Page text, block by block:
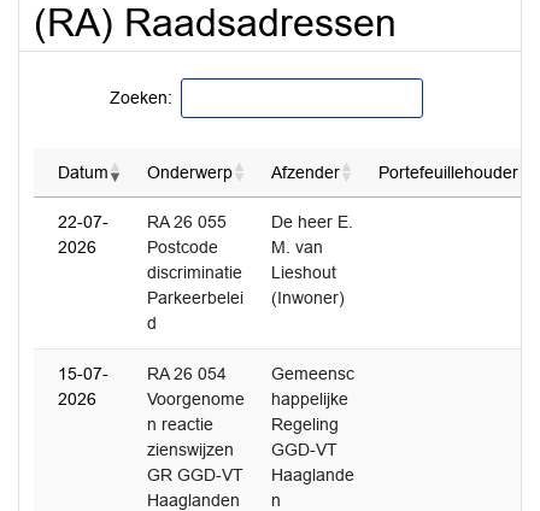
(RA) Raadsadressen
Zoeken:
Datum Onderwerp Afzender Portefeuillehouder
22-07-
2026
RA 26 055
Postcode
discriminatie
Parkeerbelei
d
De heer E.
M. van
Lieshout
(Inwoner)
15-07-
2026
RA 26 054
Voorgenome
n reactie
zienswijzen
GR GGD-VT
Haaglanden
Gemeensc
happelijke
Regeling
GGD-VT
Haaglande
n